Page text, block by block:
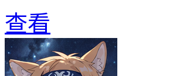
查看